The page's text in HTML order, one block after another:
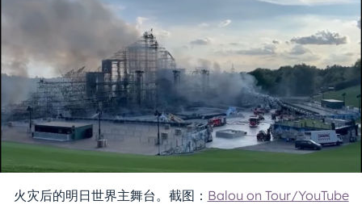
火灾后的明日世界主舞台。截图： Balou on Tour/YouTube